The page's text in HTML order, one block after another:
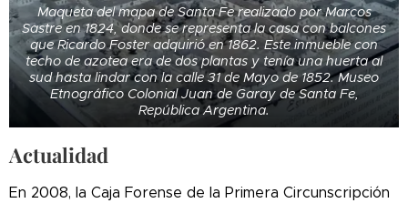
Maqueta del mapa de Santa Fe realizado por Marcos
Sastre en 1824, donde se representa la casa con balcones
que Ricardo Foster adquirió en 1862. Este inmueble con
techo de azotea era de dos plantas y tenía una huerta al
sud hasta lindar con la calle 31 de Mayo de 1852. Museo
Etnográfico Colonial Juan de Garay de Santa Fe,
República Argentina.
Actualidad
En 2008, la Caja Forense de la Primera Circunscripción